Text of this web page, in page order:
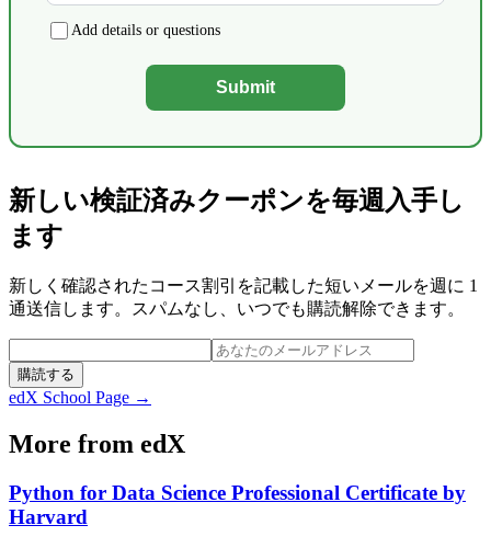
Add details or questions
Submit
新しい検証済みクーポンを毎週入手し
ます
新しく確認されたコース割引を記載した短いメールを週に 1
通送信します。スパムなし、いつでも購読解除できます。
購読する
edX School Page →
More from edX
Python for Data Science Professional Certificate by
Harvard